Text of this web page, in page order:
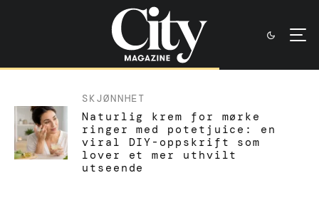
SKJØNNHET
Naturlig krem for mørke
ringer med potetjuice: en
viral DIY-oppskrift som
lover et mer uthvilt
utseende